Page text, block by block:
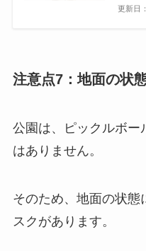
更新日：
注意点7：地面の状
公園は、ピックルボー
はありません。
そのため、地面の状態
スクがあります。